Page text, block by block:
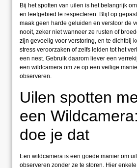
Bij het spotten van uilen is het belangrijk
en leefgebied te respecteren. Blijf op
maak geen harde geluiden en verstoor de
nooit, zeker niet wanneer ze rusten of
zijn gevoelig voor verstoring, en te dichtbij
stress veroorzaken of zelfs leiden tot het
een nest. Gebruik daarom liever een
een wildcamera om ze op een veilige
observeren.
Uilen spotten
een
doe je dat
Een wildcamera is een goede manier om
observeren zonder ze te storen. Hier